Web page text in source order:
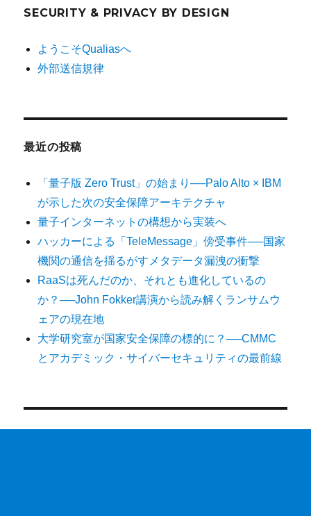
SECURITY & PRIVACY BY DESIGN
ようこそQualiasへ
外部送信規律
最近の投稿
「量子版 Zero Trust」の始まり──Palo Alto × IBM
が示した次の安全保障アーキテクチャ
量子インターネットの構想から実装へ
ハッカーによる「TeleMessage」傍受事件──国家
機関の通信を揺るがすメタデータ漏洩の衝撃
RaaSは死んだのか、それとも進化しているの
か？──John Fokker講演から読み解くランサムウ
ェアの現在地
大学研究室が国家安全保障の標的に？──CMMC
とアカデミック・サイバーセキュリティの最前線